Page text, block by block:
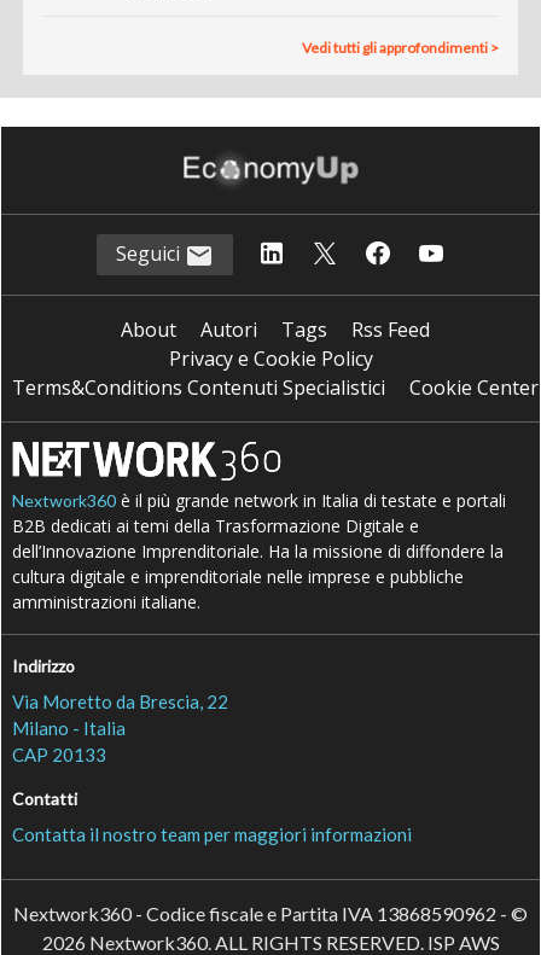
Vedi tutti gli approfondimenti >
Seguici
About Autori Tags
Rss Feed
Privacy e Cookie Policy
Terms&Conditions Contenuti Specialistici
Cookie Center
Nextwork360 è il più grande network in Italia di testate e portali
B2B dedicati ai temi della Trasformazione Digitale e
dell’Innovazione Imprenditoriale. Ha la missione di diffondere la
cultura digitale e imprenditoriale nelle imprese e pubbliche
amministrazioni italiane.
Indirizzo
Via Moretto da Brescia, 22
Milano - Italia
CAP 20133
Contatti
Contatta il nostro team per maggiori informazioni
Nextwork360 - Codice fiscale e Partita IVA 13868590962 - ©
2026 Nextwork360. ALL RIGHTS RESERVED. ISP AWS